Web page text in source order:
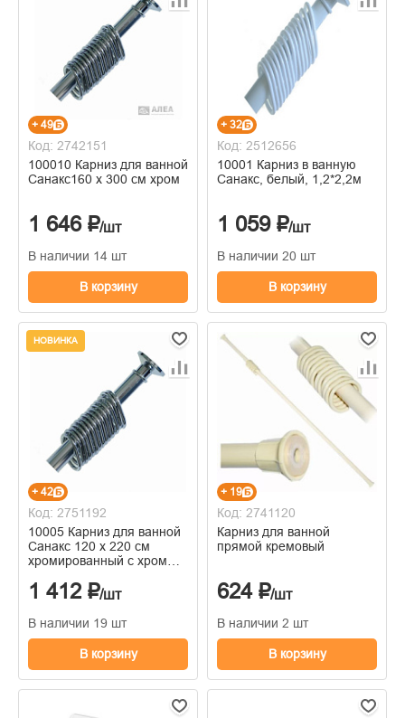
+ 49
Код: 2742151
100010 Карниз для ванной
Санакс160 х 300 см хром
1 646 ₽/шт
В наличии 14 шт
В корзину
+ 32
Код: 2512656
10001 Карниз в ванную
Санакс, белый, 1,2*2,2м
1 059 ₽/шт
В наличии 20 шт
В корзину
НОВИНКА
+ 42
Код: 2751192
10005 Карниз для ванной
Санакс 120 х 220 см
хромированный с хром
1 412 ₽/шт
В наличии 19 шт
В корзину
+ 19
Код: 2741120
Карниз для ванной
прямой кремовый
624 ₽/шт
В наличии 2 шт
В корзину